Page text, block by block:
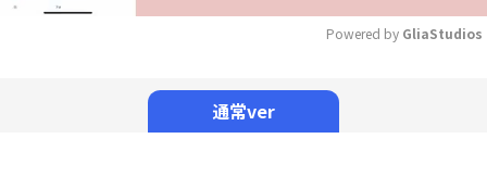
Powered by GliaStudios
通常ver